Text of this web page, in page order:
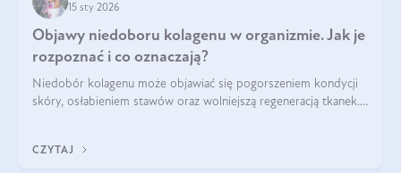
15 sty 2026
Objawy niedoboru kolagenu w organizmie. Jak je
rozpoznać i co oznaczają?
Niedobór kolagenu może objawiać się pogorszeniem kondycji
skóry, osłabieniem stawów oraz wolniejszą regeneracją tkanek.
osłabienie włosów.
CZYTAJ